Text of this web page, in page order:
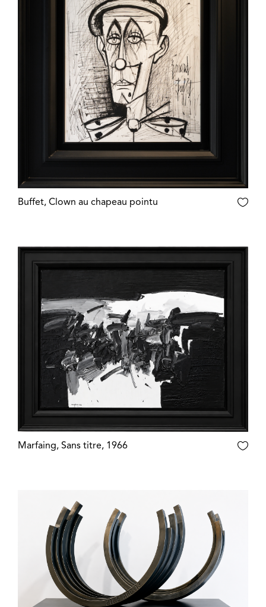
Buffet, Clown au chapeau pointu
Marfaing, Sans titre, 1966